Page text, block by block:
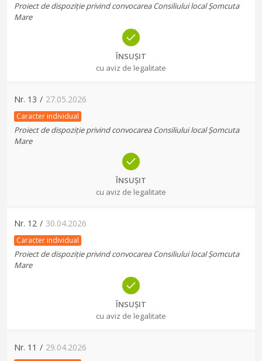
Proiect de dispoziție privind convocarea Consiliului local Șomcuta
Mare
ÎNSUȘIT
cu aviz de legalitate
Nr. 13 / 27.05.2026
Caracter individual
Proiect de dispoziție privind convocarea Consiliului local Șomcuta
Mare
ÎNSUȘIT
cu aviz de legalitate
Nr. 12 / 30.04.2026
Caracter individual
Proiect de dispoziție privind convocarea Consiliului local Șomcuta
Mare
ÎNSUȘIT
cu aviz de legalitate
Nr. 11 / 29.04.2026